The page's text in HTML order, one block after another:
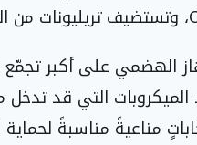
الهضمي على أكبر تجمّع
التي قد تدخل مع
مناعيةً مناسبةً